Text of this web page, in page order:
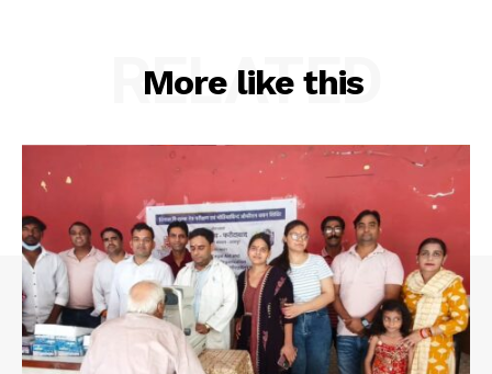
More like this
RELATED